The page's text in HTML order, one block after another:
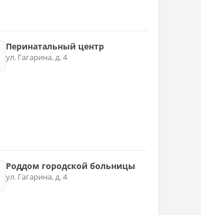
Перинатальный центр
ул. Гагарина, д. 4
Роддом городской больницы
ул. Гагарина, д. 4